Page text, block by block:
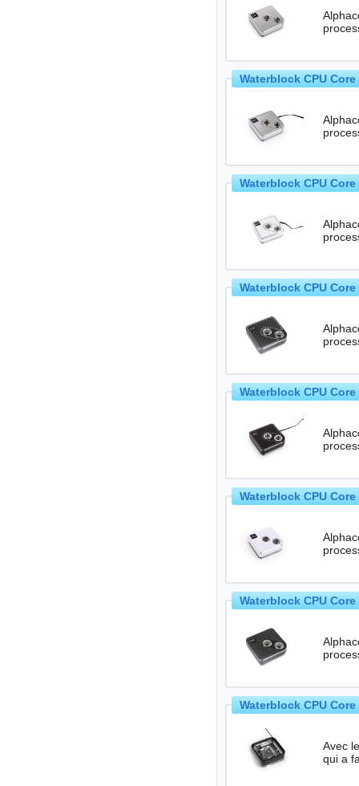
Waterblock CPU
Waterblock CPU
Waterblock CPU
Waterblock CPU
Waterblock CPU
Waterblock CPU
Waterblock CPU
Avec
qui a